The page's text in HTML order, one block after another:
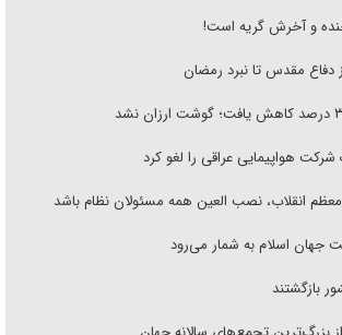
و آخرش گریه است!
دفاع مقدس تا نبرد رمضان
هواپیمایی عراقی را لغو کرد
انقلاب، نصب العین همه مسئولان نظام باشد
اسلام به شمار می‌رود